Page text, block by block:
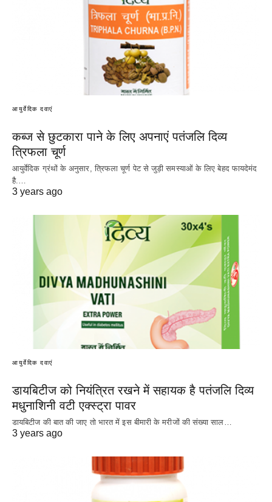
आयुर्वेदिक दवाएं
कब्ज से छुटकारा पाने के लिए अपनाएं पतंजलि दिव्य
त्रिफला चूर्ण
आयुर्वेदिक ग्रंथों के अनुसार, त्रिफला चूर्ण पेट से जुड़ी समस्याओं के लिए बेहद फायदेमंद
है.…
3 years ago
आयुर्वेदिक दवाएं
डायबिटीज को नियंत्रित रखने में सहायक है पतंजलि दिव्य
मधुनाशिनी वटी एक्स्ट्रा पावर
डायबिटीज की बात की जाए तो भारत में इस बीमारी के मरीजों की संख्या साल…
3 years ago